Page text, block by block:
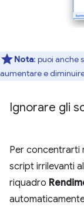
Nota: puoi anche
aumentare e
Ignorare gli
Per concentrarti
script irrilevanti
riquadro